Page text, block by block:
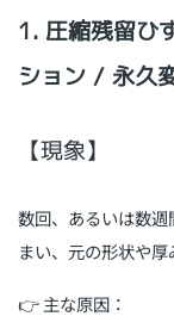
1. 圧縮残留ひ
ション / 永久
【現象】
数回、あるいは数
まい、元の形状や厚
👉 主な原因：